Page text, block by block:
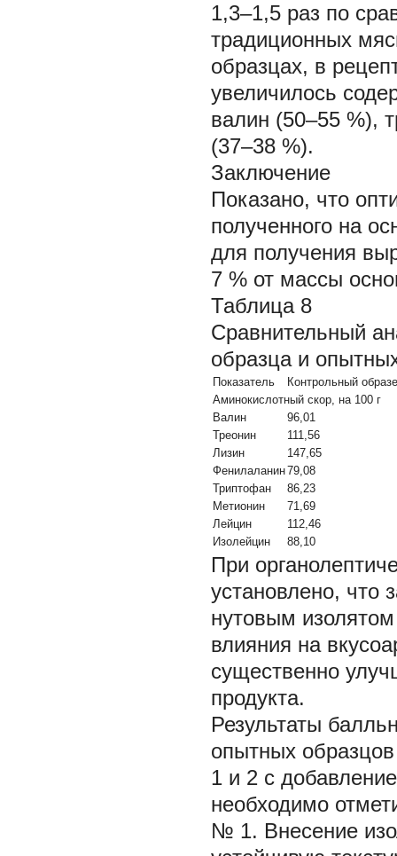
1,3–1,5 раз по
традиционных
образцах, в
увеличилось
валин (50–55 %),
(37–38 %).
Заключение
Показано, что
полученного на
для получения
7 % от массы
Таблица 8
Сравнительный
образца и
Показатель
Контрольный
Аминокислотный скор, на 100 г
Валин
96,01
Треонин
111,56
Лизин
147,65
Фенилаланин79,08
Триптофан
86,23
Метионин
71,69
Лейцин
112,46
Изолейцин
88,10
При
установлено, что
нутовым изолятом
влияния на
существенно
продукта.
Результаты
опытных
1 и 2 с
необходимо
№ 1. Внесение